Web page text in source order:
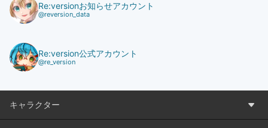
Re:versionお知らせアカウント
@reversion_data
Re:version公式アカウント
@re_version
キャラクター